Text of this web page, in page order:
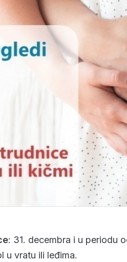
: 31. decembra i u periodu
u vratu ili leđima.